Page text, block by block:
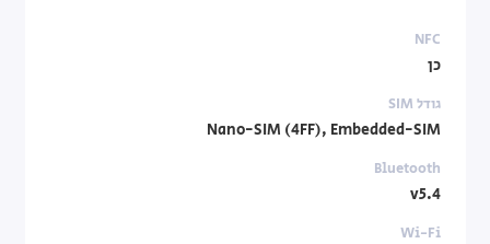
NFC
כן
גודל SIM
Nano-SIM (4FF), Embedded-SIM
Bluetooth
v5.4
Wi-Fi